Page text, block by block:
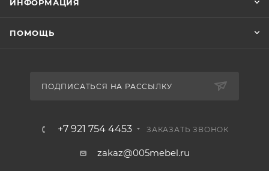
ИНФОРМАЦИЯ
ПОМОЩЬ
ПОДПИСАТЬСЯ НА РАССЫЛКУ
+7 921 754 4453 ЗАКАЗАТЬ ЗВОНОК
zakaz@005mebel.ru